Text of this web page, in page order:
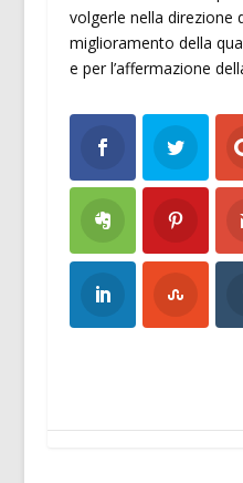
volgerle nella direzione
miglioramento della
e per l’affermazione